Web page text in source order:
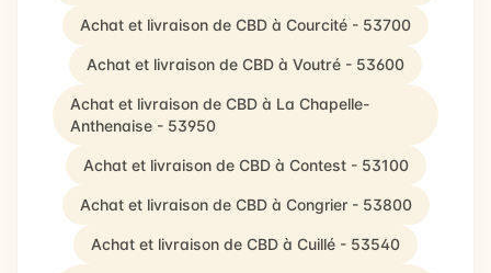
Achat et livraison de CBD à Courcité - 53700
Achat et livraison de CBD à Voutré - 53600
Achat et livraison de CBD à La Chapelle-
Anthenaise - 53950
Achat et livraison de CBD à Contest - 53100
Achat et livraison de CBD à Congrier - 53800
Achat et livraison de CBD à Cuillé - 53540